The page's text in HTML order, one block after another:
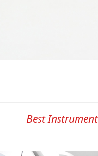
Best